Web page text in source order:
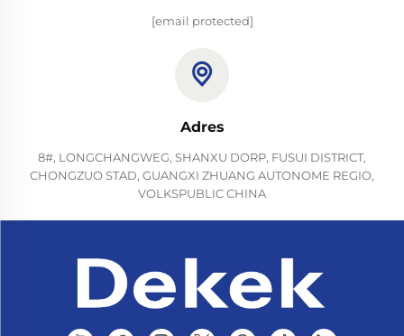
[email protected]
Adres
8#, LONGCHANGWEG, SHANXU DORP, FUSUI DISTRICT,
CHONGZUO STAD, GUANGXI ZHUANG AUTONOME REGIO,
VOLKSPUBLIC CHINA